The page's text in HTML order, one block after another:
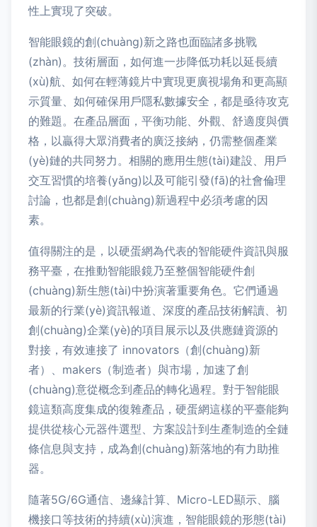
性上實現了突破。
智能眼鏡的創(chuàng)新之路也面臨諸多挑戰
(zhàn)。技術層面，如何進一步降低功耗以延長續
(xù)航、如何在輕薄鏡片中實現更廣視場角和更高顯
示質量、如何確保用戶隱私數據安全，都是亟待攻克
的難題。在產品層面，平衡功能、外觀、舒適度與價
格，以贏得大眾消費者的廣泛接納，仍需整個產業
(yè)鏈的共同努力。相關的應用生態(tài)建設、用戶
交互習慣的培養(yǎng)以及可能引發(fā)的社會倫理
討論，也都是創(chuàng)新過程中必須考慮的因
素。
值得關注的是，以硬蛋網為代表的智能硬件資訊與服
務平臺，在推動智能眼鏡乃至整個智能硬件創
(chuàng)新生態(tài)中扮演著重要角色。它們通過
最新的行業(yè)資訊報道、深度的產品技術解讀、初
創(chuàng)企業(yè)的項目展示以及供應鏈資源的
對接，有效連接了 innovators（創(chuàng)新
者）、makers（制造者）與市場，加速了創
(chuàng)意從概念到產品的轉化過程。對于智能眼
鏡這類高度集成的復雜產品，硬蛋網這樣的平臺能夠
提供從核心元器件選型、方案設計到生產制造的全鏈
條信息與支持，成為創(chuàng)新落地的有力助推
器。
隨著5G/6G通信、邊緣計算、Micro-LED顯示、腦
機接口等技術的持續(xù)演進，智能眼鏡的形態(tài)